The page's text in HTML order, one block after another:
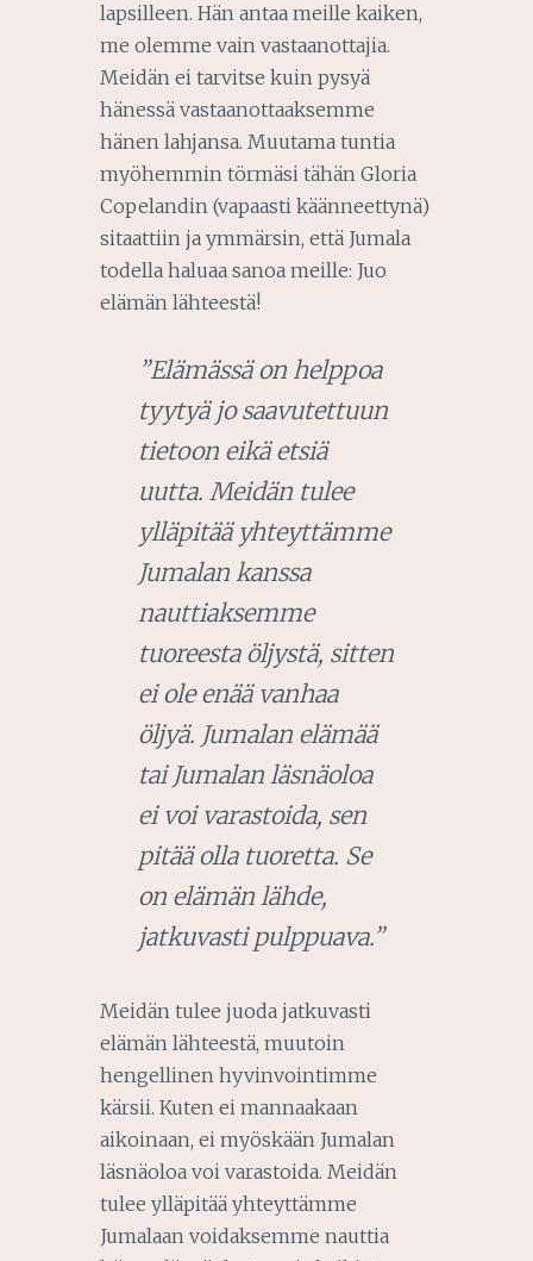
lapsilleen. Hän antaa meille kaiken,
me olemme vain vastaanottajia.
Meidän ei tarvitse kuin pysyä
hänessä vastaanottaaksemme
hänen lahjansa. Muutama tuntia
myöhemmin törmäsi tähän Gloria
Copelandin (vapaasti käänneettynä)
sitaattiin ja ymmärsin, että Jumala
todella haluaa sanoa meille: Juo
elämän lähteestä!
”Elämässä on helppoa
tyytyä jo saavutettuun
tietoon eikä etsiä
uutta. Meidän tulee
ylläpitää yhteyttämme
Jumalan kanssa
nauttiaksemme
tuoreesta öljystä, sitten
ei ole enää vanhaa
öljyä. Jumalan elämää
tai Jumalan läsnäoloa
ei voi varastoida, sen
pitää olla tuoretta. Se
on elämän lähde,
jatkuvasti pulppuava.”
Meidän tulee juoda jatkuvasti
elämän lähteestä, muutoin
hengellinen hyvinvointimme
kärsii. Kuten ei mannaakaan
aikoinaan, ei myöskään Jumalan
läsnäoloa voi varastoida. Meidän
tulee ylläpitää yhteyttämme
Jumalaan voidaksemme nauttia